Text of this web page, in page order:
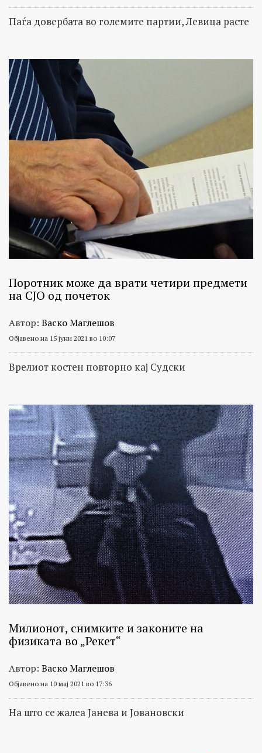
Паѓа довербата во големите партии, Левица расте
Поротник може да врати четири предмети
на СЈО од почеток
Автор: Васко Маглешов
Објавено на 15 јуни 2021 во 10:07
Врелиот костен повторно кај Судски
Милионот, снимките и законите на
физиката во „Рекет“
Автор: Васко Маглешов
Објавено на 10 мај 2021 во 17:36
На што се жалеа Јанева и Јовановски